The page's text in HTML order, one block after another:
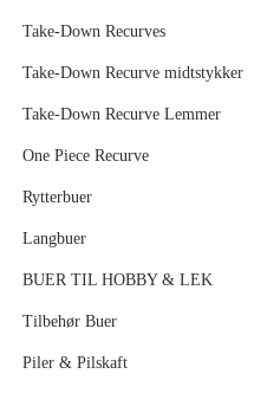
Take-Down Recurves
Take-Down Recurve midtstykker
Take-Down Recurve Lemmer
One Piece Recurve
Rytterbuer
Langbuer
BUER TIL HOBBY & LEK
Tilbehør Buer
Piler & Pilskaft